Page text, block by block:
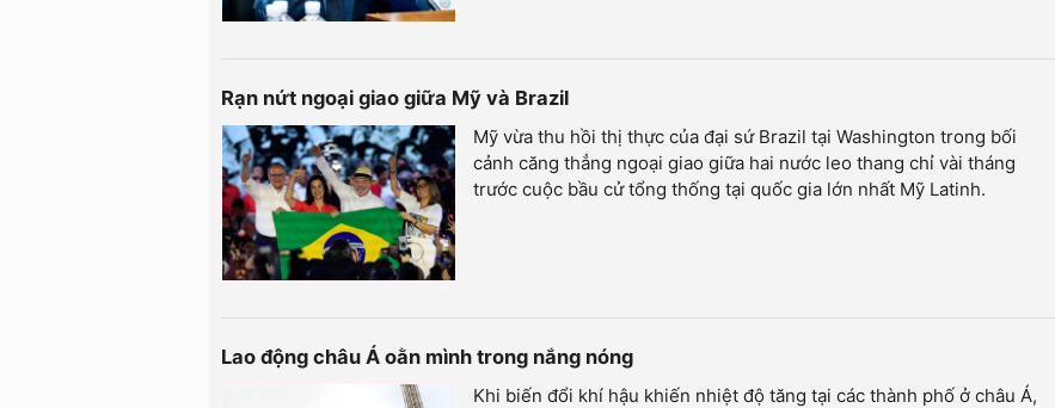
Rạn nứt ngoại giao giữa Mỹ và Brazil
Mỹ vừa thu hồi thị thực của đại sứ Brazil tại Washington trong bối
cảnh căng thẳng ngoại giao giữa hai nước leo thang chỉ vài tháng
trước cuộc bầu cử tổng thống tại quốc gia lớn nhất Mỹ Latinh.
Lao động châu Á oằn mình trong nắng nóng
Khi biến đổi khí hậu khiến nhiệt độ tăng tại các thành phố ở châu Á,